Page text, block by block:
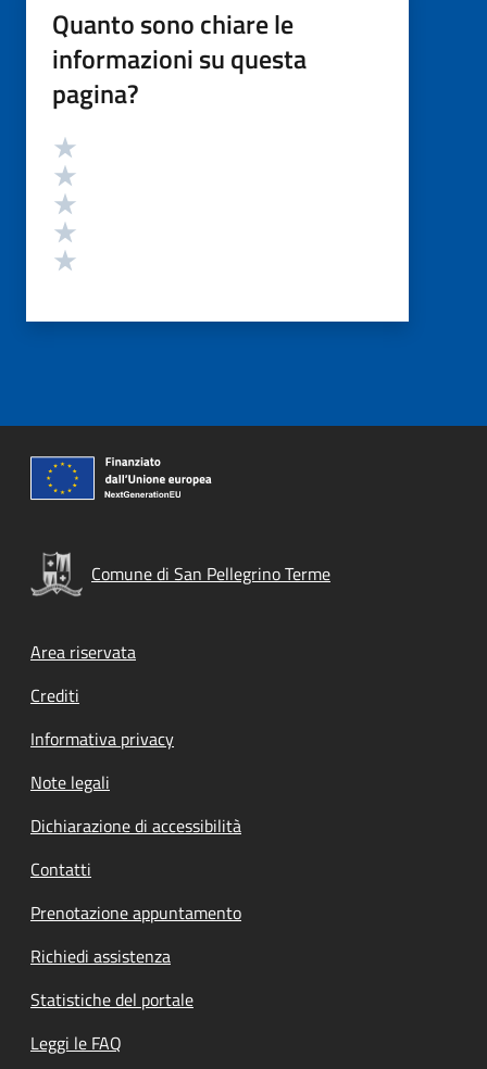
Quanto sono chiare le
informazioni su questa
pagina?
Valutazione
Comune di San Pellegrino Terme
Footer menu
Area riservata
Crediti
Informativa privacy
Note legali
Dichiarazione di accessibilità
Contatti
Prenotazione appuntamento
Richiedi assistenza
Statistiche del portale
Leggi le FAQ